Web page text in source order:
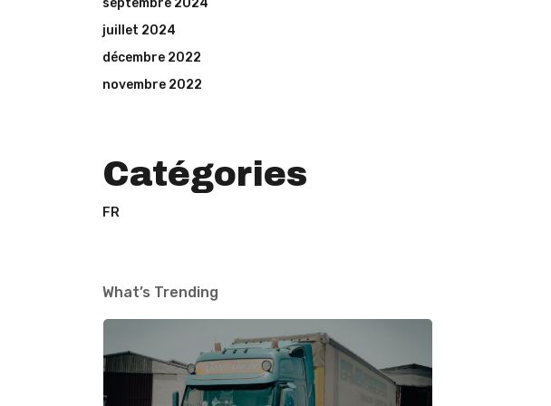
juillet 2024
décembre 2022
novembre 2022
Catégories
FR
What’s Trending